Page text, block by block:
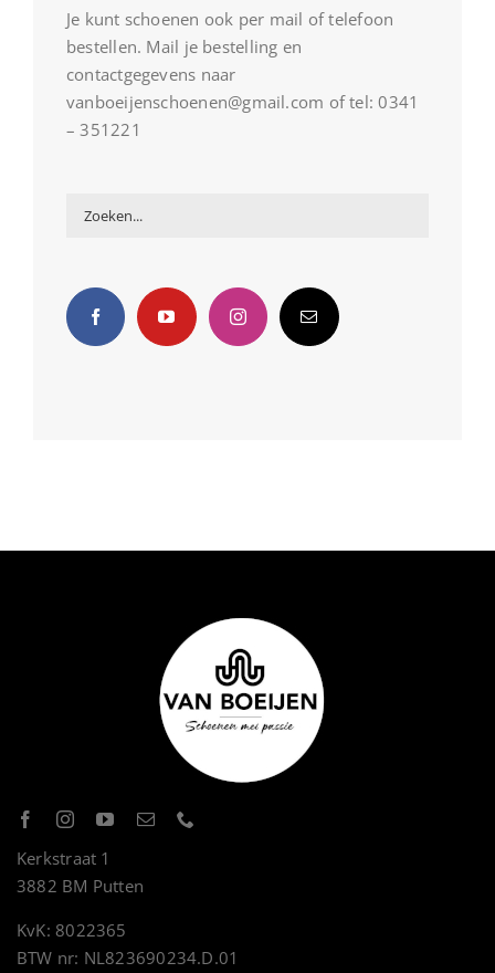
Je kunt schoenen ook per mail of telefoon
bestellen. Mail je bestelling en
contactgegevens naar
vanboeijenschoenen@gmail.com of tel: 0341
– 351221
Kerkstraat 1
3882 BM Putten
KvK: 8022365
BTW nr: NL823690234.D.01